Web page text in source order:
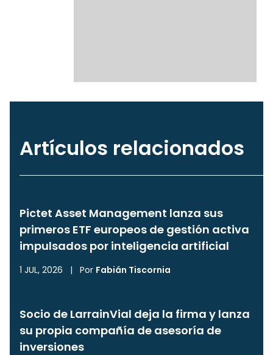
Artículos relacionados
Pictet Asset Management lanza sus
primeros ETF europeos de gestión activa
impulsados por inteligencia artificial
1 JUL, 2026 | Por Fabián Tiscornia
Socio de LarrainVial deja la firma y lanza
su propia compañía de asesoría de
inversiones